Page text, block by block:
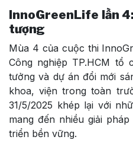
InnoGreenLife lần
tượng
Mùa 4 của cuộc thi
Công nghiệp TP.HCM
tưởng và dự án đổi mới
khoa, viện trong toàn
31/5/2025 khép lại với
mang đến nhiều giải
triển bền vững.